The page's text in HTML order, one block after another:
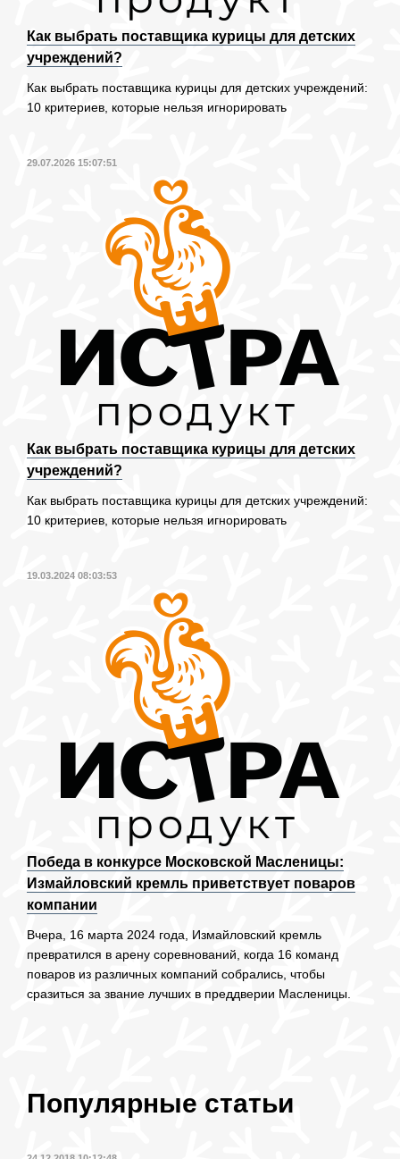
Как выбрать поставщика курицы для детских
учреждений?
Как выбрать поставщика курицы для детских учреждений:
10 критериев, которые нельзя игнорировать
29.07.2026 15:07:51
Как выбрать поставщика курицы для детских
учреждений?
Как выбрать поставщика курицы для детских учреждений:
10 критериев, которые нельзя игнорировать
19.03.2024 08:03:53
Победа в конкурсе Московской Масленицы:
Измайловский кремль приветствует поваров
компании
Вчера, 16 марта 2024 года, Измайловский кремль
превратился в арену соревнований, когда 16 команд
поваров из различных компаний собрались, чтобы
сразиться за звание лучших в преддверии Масленицы.
Популярные статьи